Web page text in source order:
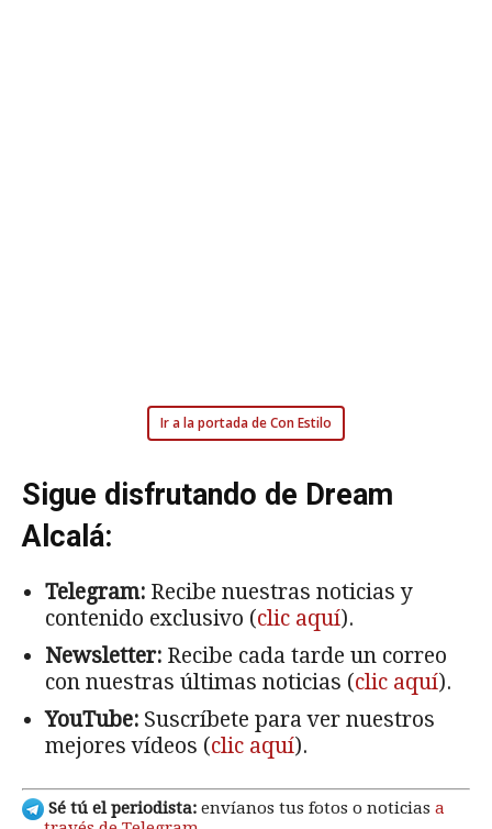
Ir a la portada de Con Estilo
Sigue disfrutando de Dream
Alcalá:
Telegram: Recibe nuestras noticias y
contenido exclusivo (clic aquí).
Newsletter: Recibe cada tarde un correo
con nuestras últimas noticias (clic aquí).
YouTube: Suscríbete para ver nuestros
mejores vídeos (clic aquí).
Sé tú el periodista: envíanos tus fotos o noticias a